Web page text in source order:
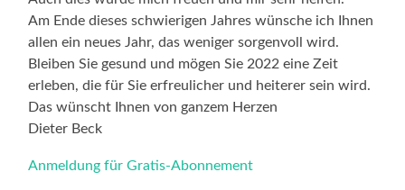
Am Ende dieses schwierigen Jahres wünsche ich Ihnen
allen ein neues Jahr, das weniger sorgenvoll wird.
Bleiben Sie gesund und mögen Sie 2022 eine Zeit
erleben, die für Sie erfreulicher und heiterer sein wird.
Das wünscht Ihnen von ganzem Herzen
Dieter Beck
Anmeldung für Gratis-Abonnement